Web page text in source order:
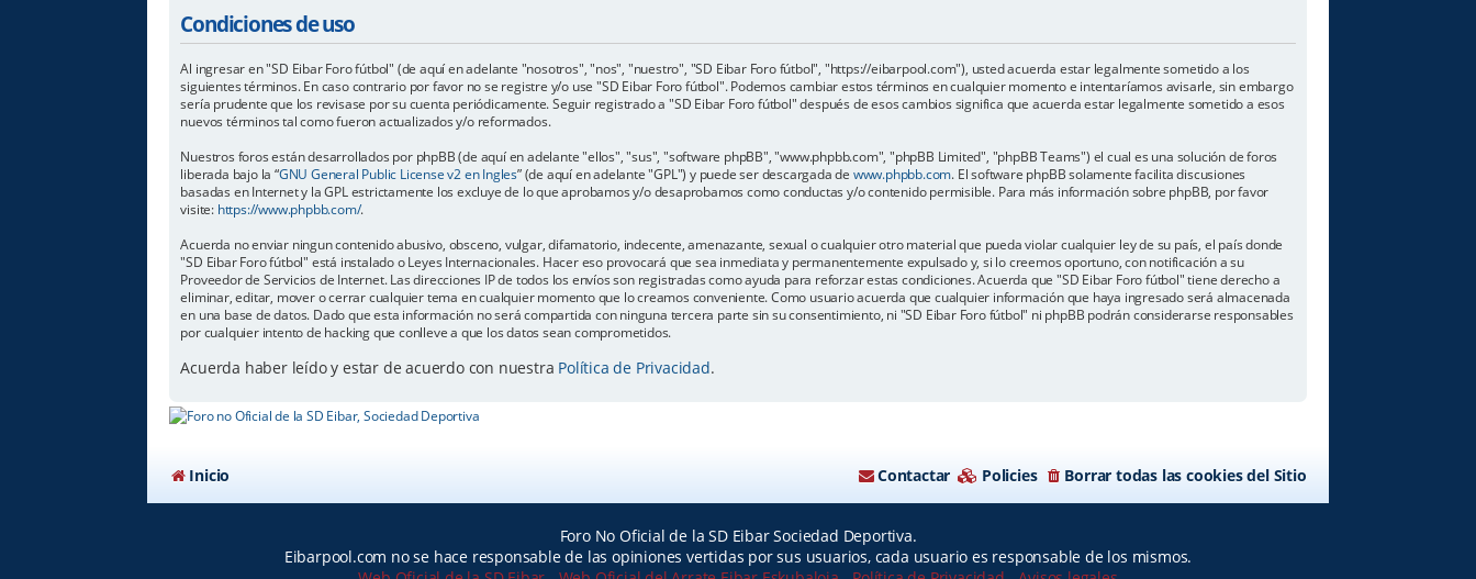
Condiciones de uso
Al ingresar en "SD Eibar Foro fútbol" (de aquí en adelante "nosotros", "nos", "nuestro", "SD Eibar Foro fútbol", "https://eibarpool.com"), usted acuerda estar legalmente sometido a los
siguientes términos. En caso contrario por favor no se registre y/o use "SD Eibar Foro fútbol". Podemos cambiar estos términos en cualquier momento e intentaríamos avisarle, sin embargo
sería prudente que los revisase por su cuenta periódicamente. Seguir registrado a "SD Eibar Foro fútbol" después de esos cambios significa que acuerda estar legalmente sometido a esos
nuevos términos tal como fueron actualizados y/o reformados.
Nuestros foros están desarrollados por phpBB (de aquí en adelante "ellos", "sus", "software phpBB", "www.phpbb.com", "phpBB Limited", "phpBB Teams") el cual es una solución de foros
liberada bajo la “GNU General Public License v2 en Ingles” (de aquí en adelante "GPL") y puede ser descargada de www.phpbb.com. El software phpBB solamente facilita discusiones
basadas en Internet y la GPL estrictamente los excluye de lo que aprobamos y/o desaprobamos como conductas y/o contenido permisible. Para más información sobre phpBB, por favor
visite: https://www.phpbb.com/.
Acuerda no enviar ningun contenido abusivo, obsceno, vulgar, difamatorio, indecente, amenazante, sexual o cualquier otro material que pueda violar cualquier ley de su país, el país donde
"SD Eibar Foro fútbol" está instalado o Leyes Internacionales. Hacer eso provocará que sea inmediata y permanentemente expulsado y, si lo creemos oportuno, con notificación a su
Proveedor de Servicios de Internet. Las direcciones IP de todos los envíos son registradas como ayuda para reforzar estas condiciones. Acuerda que "SD Eibar Foro fútbol" tiene derecho a
eliminar, editar, mover o cerrar cualquier tema en cualquier momento que lo creamos conveniente. Como usuario acuerda que cualquier información que haya ingresado será almacenada
en una base de datos. Dado que esta información no será compartida con ninguna tercera parte sin su consentimiento, ni "SD Eibar Foro fútbol" ni phpBB podrán considerarse responsables
por cualquier intento de hacking que conlleve a que los datos sean comprometidos.
Acuerda haber leído y estar de acuerdo con nuestra Política de Privacidad.
Inicio Borrar todas las cookies del Sitio
Policies
Contactar
Foro No Oficial de la SD Eibar Sociedad Deportiva.
Eibarpool.com no se hace responsable de las opiniones vertidas por sus usuarios, cada usuario es responsable de los mismos.